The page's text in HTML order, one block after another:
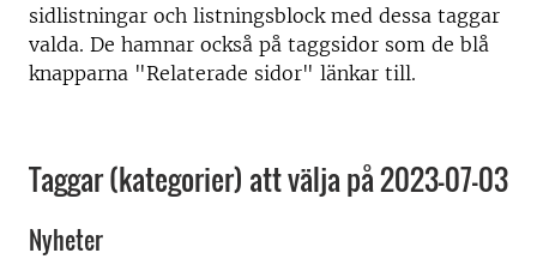
sidlistningar och listningsblock med dessa taggar
valda. De hamnar också på taggsidor som de blå
knapparna "Relaterade sidor" länkar till.
Taggar (kategorier) att välja på 2023-07-03
Nyheter